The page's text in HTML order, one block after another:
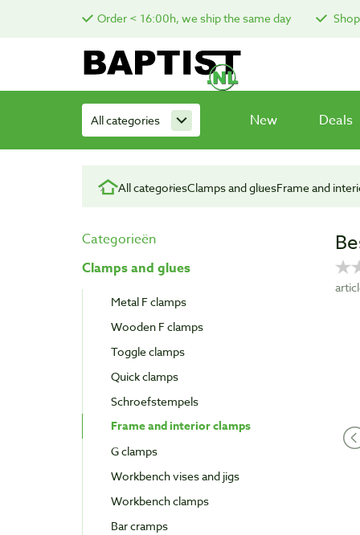
Order < 16:00h, we ship the same day
All categories New Deals
All categoriesClamps and gluesFrame and
Categorieën
Clamps and glues
Metal F clamps
Wooden F clamps
Toggle clamps
Quick clamps
Schroefstempels
Frame and interior clamps
G clamps
Workbench vises and jigs
Workbench clamps
Bar cramps